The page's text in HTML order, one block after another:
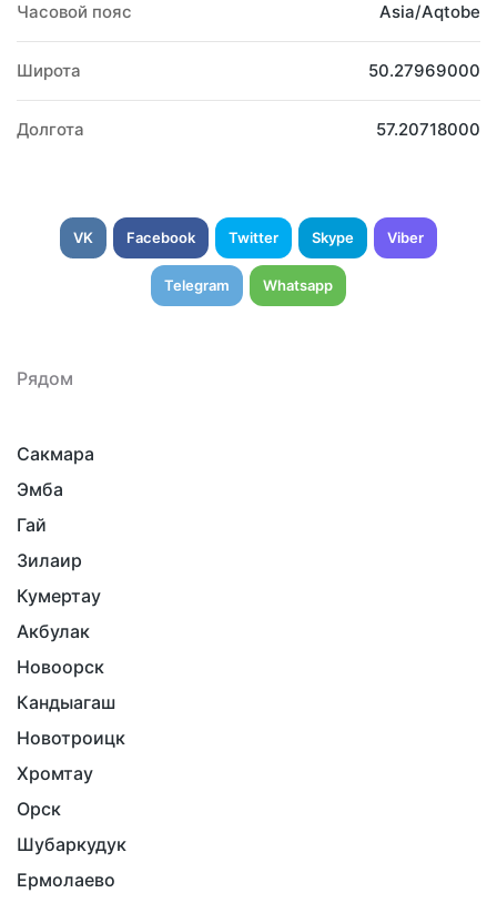
Часовой пояс Asia/Aqtobe
Широта 50.27969000
Долгота 57.20718000
VK Facebook Twitter Skype Viber
Telegram Whatsapp
Рядом
Сакмара
Эмба
Гай
Зилаир
Кумертау
Акбулак
Новоорск
Кандыагаш
Новотроицк
Хромтау
Орск
Шубаркудук
Ермолаево